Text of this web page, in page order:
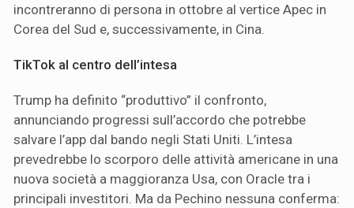
incontreranno di persona in ottobre al vertice Apec in
Corea del Sud e, successivamente, in Cina.
TikTok al centro dell’intesa
Trump ha definito “produttivo” il confronto,
annunciando progressi sull’accordo che potrebbe
salvare l’app dal bando negli Stati Uniti. L’intesa
prevedrebbe lo scorporo delle attività americane in una
nuova società a maggioranza Usa, con Oracle tra i
principali investitori. Ma da Pechino nessuna conferma: